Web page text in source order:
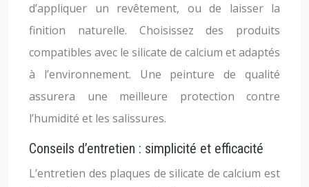
d’appliquer un revêtement, ou de laisser la
finition naturelle. Choisissez des produits
compatibles avec le silicate de calcium et adaptés
à l’environnement. Une peinture de qualité
assurera une meilleure protection contre
l’humidité et les salissures.
Conseils d’entretien : simplicité et efficacité
L’entretien des plaques de silicate de calcium est